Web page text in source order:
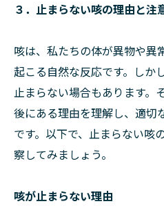
３．止まらない咳の理由と注
咳は、私たちの体が異物や異
起こる自然な反応です。しか
止まらない場合もあります。
後にある理由を理解し、適切
です。以下で、止まらない咳
察してみましょう。
咳が止まらない理由